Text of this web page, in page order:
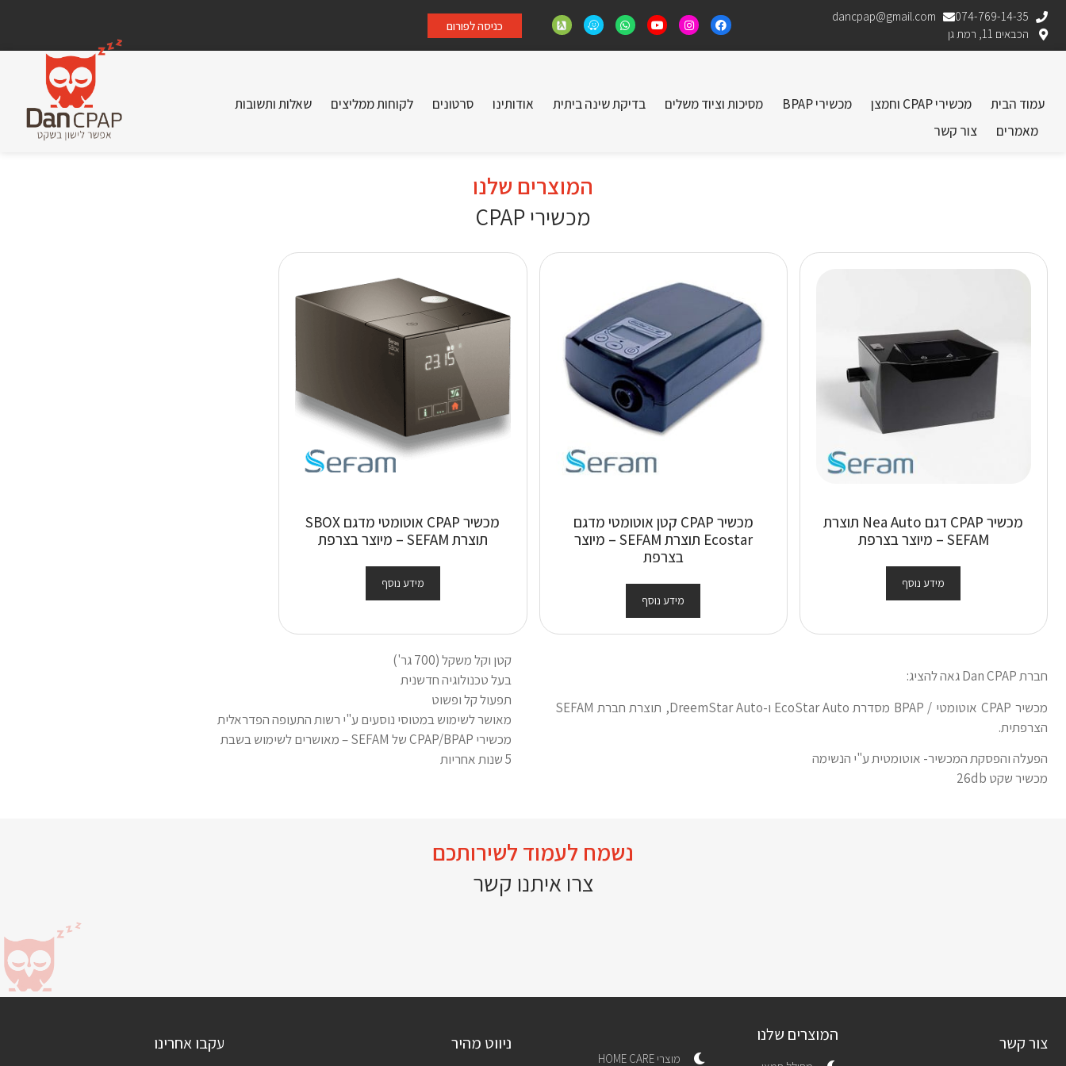
074-769-14-35
dancpap@gmail.com
הכבאים 11, רמת גן
כניסה לפורום
עמוד הבית מכשירי CPAP וחמצן מכשירי BPAP מסיכות וציוד משלים בדיקת שינה ביתית אודותינו סרטונים לקוחות ממליצים
שאלות ותשובות
מאמרים
צור קשר
המוצרים שלנו
מכשירי CPAP
מכשיר CPAP דגם Nea Auto תוצרת
SEFAM – מיוצר בצרפת
מידע נוסף
מכשיר CPAP קטן אוטומטי מדגם
Ecostar תוצרת SEFAM – מיוצר
בצרפת
מידע נוסף
מכשיר CPAP אוטומטי מדגם SBOX
תוצרת SEFAM – מיוצר בצרפת
מידע נוסף
חברת Dan CPAP גאה להציג:
מכשיר CPAP אוטומטי / BPAP מסדרת EcoStar Auto ו-DreemStar Auto, תוצרת חברת SEFAM
הצרפתית.
הפעלה והפסקת המכשיר- אוטומטית ע"י הנשימה
מכשיר שקט 26db
קטן וקל משקל (700 גר')
בעל טכנולוגיה חדשנית
תפעול קל ופשוט
מאושר לשימוש במטוסי נוסעים ע"י רשות התעופה הפדראלית
מכשירי CPAP/BPAP של SEFAM – מאושרים לשימוש בשבת
5 שנות אחריות
נשמח לעמוד לשירותכם
צרו איתנו קשר
צור קשר המוצרים שלנו
מוצרי HOME CARE
ניווט מהיר עקבו אחרינו